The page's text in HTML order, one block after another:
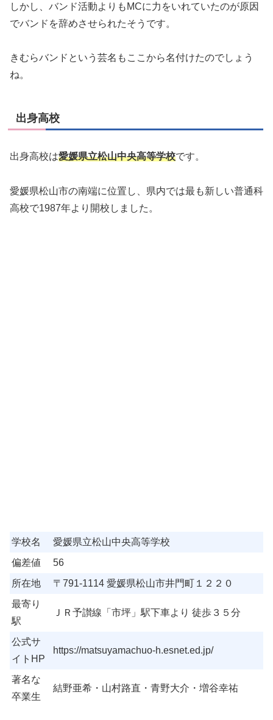
しかし、バンド活動よりもMCに力をいれていたのが原因
でバンドを辞めさせられたそうです。
きむらバンドという芸名もここから名付けたのでしょう
ね。
出身高校
出身高校は愛媛県立松山中央高等学校です。
愛媛県松山市の南端に位置し、県内では最も新しい普通科
高校で1987年より開校しました。
学校名
愛媛県立松山中央高等学校
偏差値
56
所在地
〒791-1114 愛媛県松山市井門町１２２０
最寄り
駅
ＪＲ予讃線「市坪」駅下車より 徒歩３５分
公式サ
イトHP
https://matsuyamachuo-h.esnet.ed.jp/
著名な
卒業生
結野亜希・山村路直・青野大介・増谷幸祐